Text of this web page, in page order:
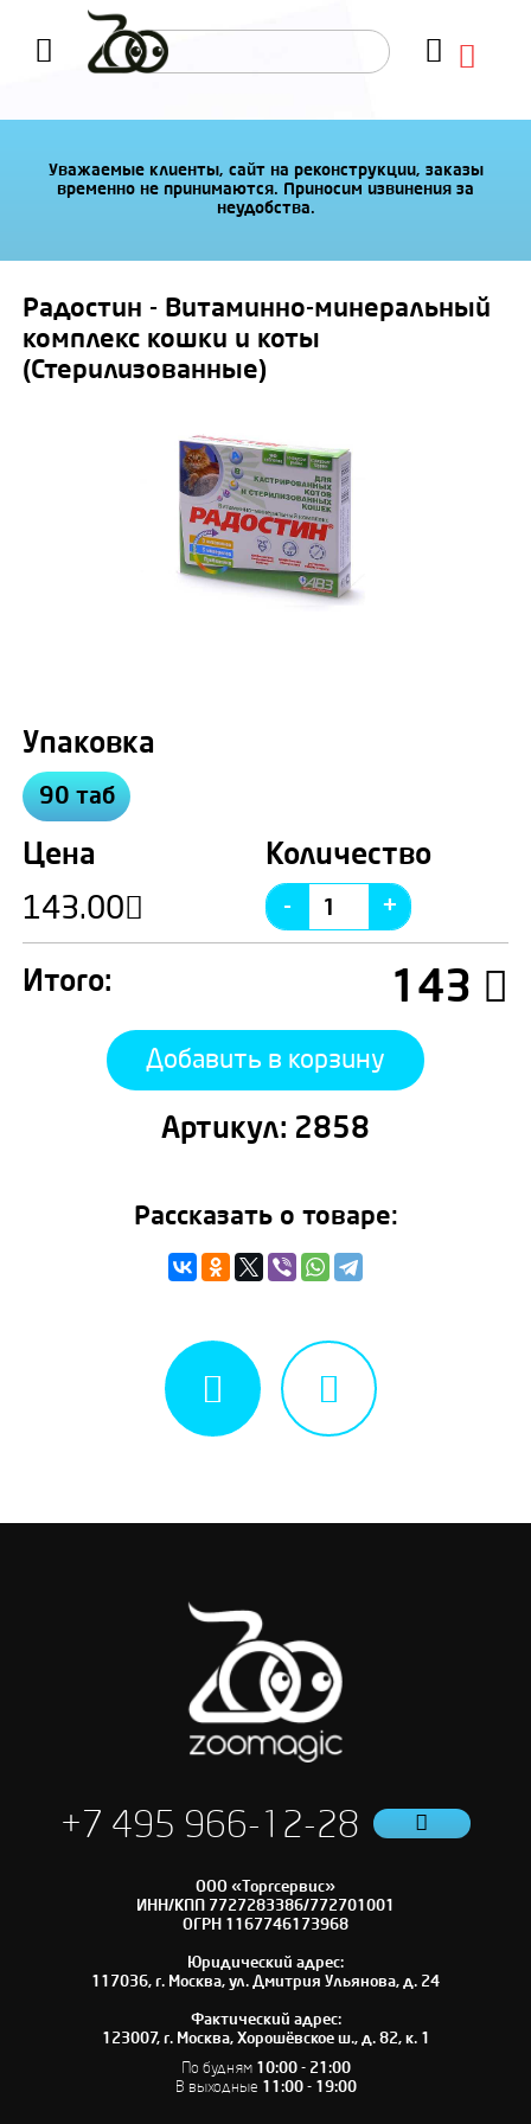
Уважаемые клиенты, сайт на реконструкции, заказы
временно не принимаются. Приносим извинения за
неудобства.
Радостин - Витаминно-минеральный
комплекс кошки и коты
(Стерилизованные)
Упаковка
90 таб
Цена
143.00
Количество
Итого: 143
Добавить в корзину
Артикул: 2858
Рассказать о товаре:
+7 495 966-12-28
ООО «Торгсервис»
ИНН/КПП 7727283386/772701001
ОГРН 1167746173968
Юридический адрес:
117036, г. Москва, ул. Дмитрия Ульянова, д. 24
Фактический адрес:
123007, г. Москва, Хорошёвское ш., д. 82, к. 1
По будням10:00 - 21:00
В выходные 11:00 - 19:00